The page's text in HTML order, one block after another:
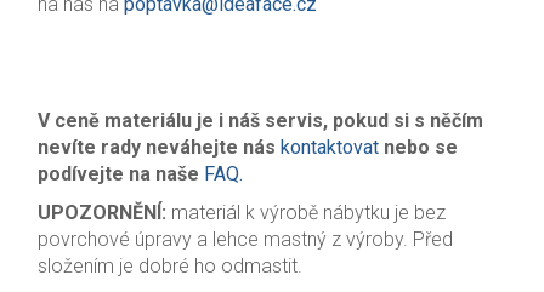
V ceně materiálu je i náš servis, pokud si s něčím
nevíte rady neváhejte nás kontaktovat nebo se
podívejte na naše FAQ.
UPOZORNĚNÍ: materiál k výrobě nábytku je bez
povrchové úpravy a lehce mastný z výroby. Před
složením je dobré ho odmastit.